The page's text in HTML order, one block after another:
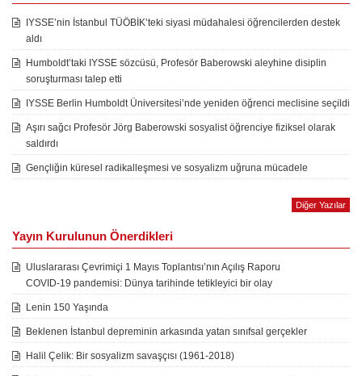
IYSSE’nin İstanbul TÜÖBİK’teki siyasi müdahalesi öğrencilerden destek
aldı
Humboldt’taki IYSSE sözcüsü, Profesör Baberowski aleyhine disiplin
soruşturması talep etti
IYSSE Berlin Humboldt Üniversitesi’nde yeniden öğrenci meclisine seçildi
Aşırı sağcı Profesör Jörg Baberowski sosyalist öğrenciye fiziksel olarak
saldırdı
Gençliğin küresel radikalleşmesi ve sosyalizm uğruna mücadele
Diğer Yazılar
Yayın Kurulunun Önerdikleri
Uluslararası Çevrimiçi 1 Mayıs Toplantısı’nın Açılış Raporu
COVID-19 pandemisi: Dünya tarihinde tetikleyici bir olay
Lenin 150 Yaşında
Beklenen İstanbul depreminin arkasında yatan sınıfsal gerçekler
Halil Çelik: Bir sosyalizm savaşçısı (1961-2018)